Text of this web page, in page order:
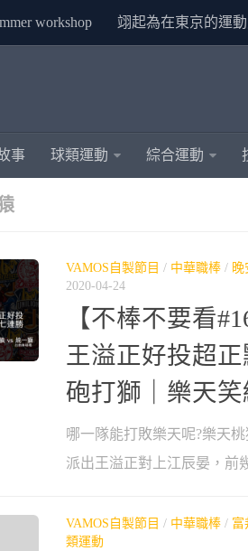
workshop 翊起為在東京的運
事 球類運動 綜合運動
VAMOS自製節目 / 中華職棒 / 晚
2020-04-24
【不棒不要看
王溢正好投超
砲打獅｜樂天
哪一隊能打敗樂天呢?樂天
派出王溢正對上江辰晏，前
VAMOS自製節目 / 中華職棒 / 富
類運動